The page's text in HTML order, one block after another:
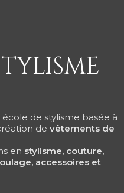
de stylisme basée à
de vêtements de
en stylisme, couture,
accessoires et